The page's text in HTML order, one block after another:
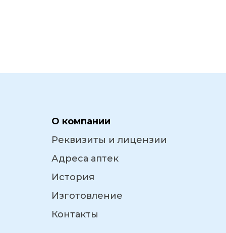
О компании
Реквизиты и лицензии
Адреса аптек
История
Изготовление
Контакты